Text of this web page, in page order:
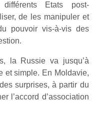
Etats post-
de les manipuler et
pouvoir vis-à-vis des
la Russie va jusqu’à
et simple. En Moldavie,
surprises, à partir du
l’accord d’association